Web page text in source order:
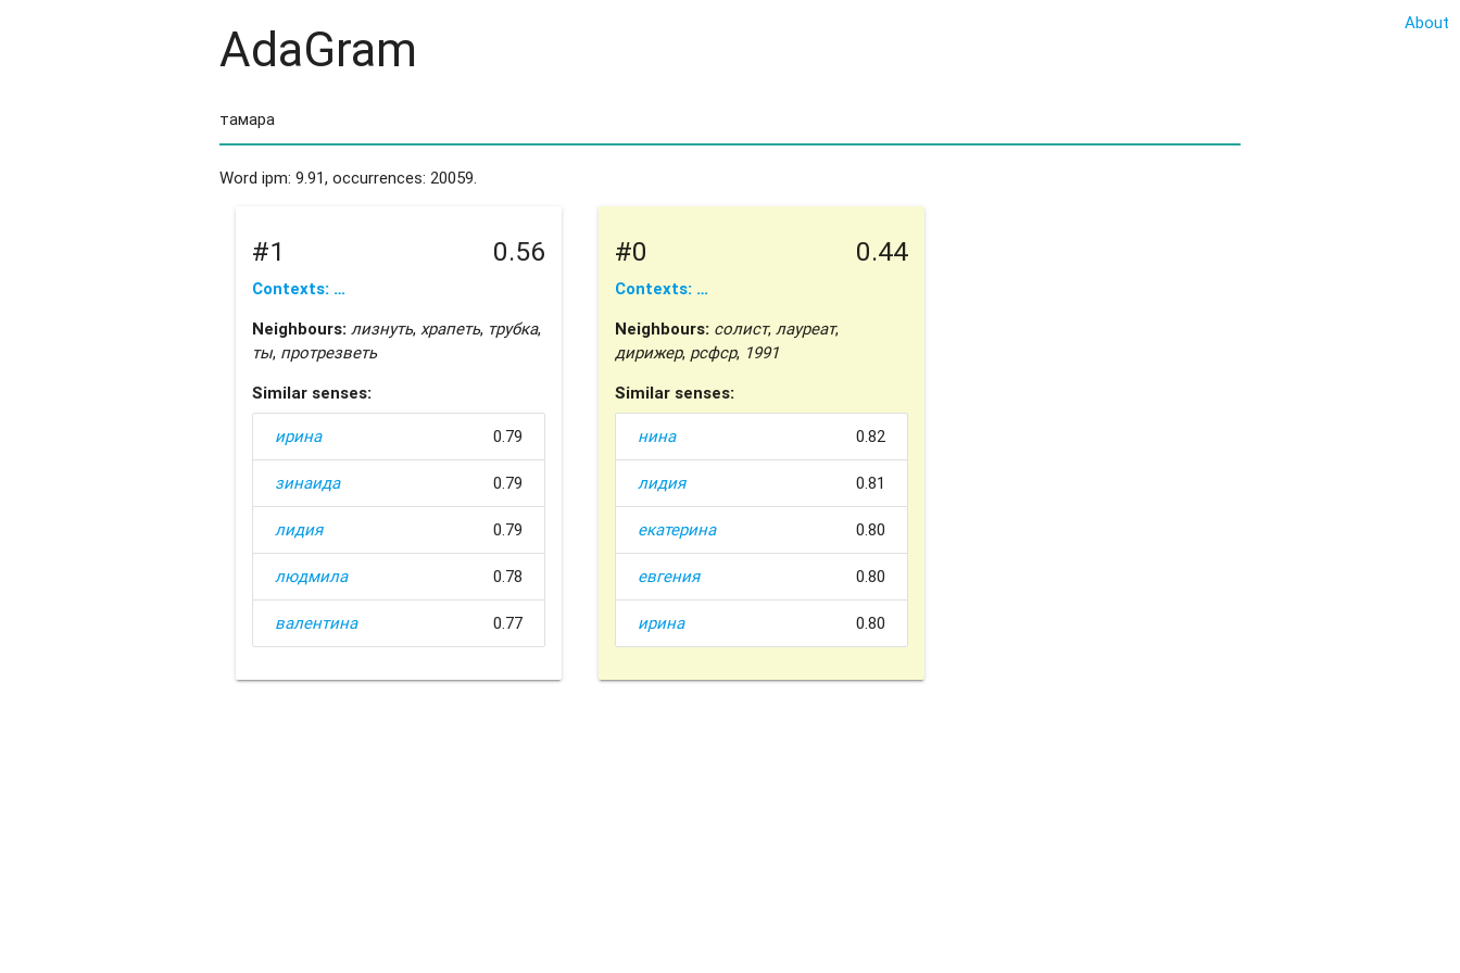
About
AdaGram
Word ipm: 9.91, occurrences: 20059.
#1 0.56
Contexts: …
Neighbours: лизнуть, храпеть, трубка,
ты, протрезветь
Similar senses:
ирина 0.79
зинаида 0.79
лидия 0.79
людмила 0.78
валентина 0.77
#0 0.44
Contexts: …
Neighbours: солист, лауреат,
дирижер, рсфср, 1991
Similar senses:
нина 0.82
лидия 0.81
екатерина 0.80
евгения 0.80
ирина 0.80